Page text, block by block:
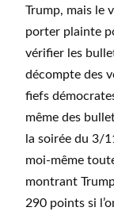
Trump, mais le
porter plainte
vérifier les
décompte des
fiefs
même des
la soirée du 3/
moi-même
montrant
290 points si